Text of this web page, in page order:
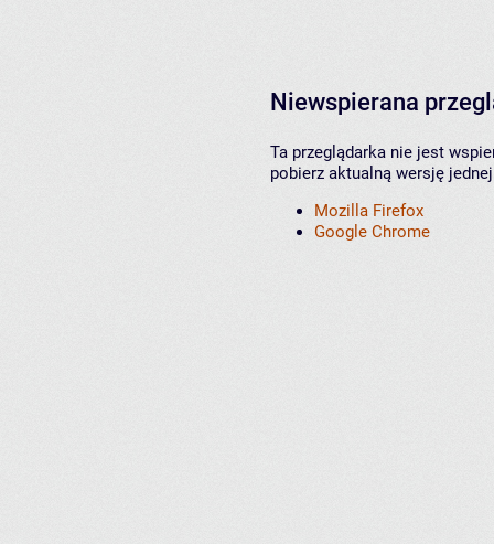
Niewspierana
Ta przeglądarka nie jest
pobierz aktualną wersję
Mozilla Firefox
Google Chrome